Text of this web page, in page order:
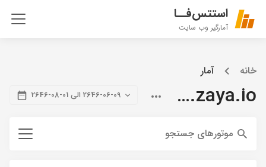
استتس‌فــا
آمارگیر وب سایت
خانه آمار
blog.zaya.io 2646-06-09 الی 01-08-2646
موتورهای جستجو